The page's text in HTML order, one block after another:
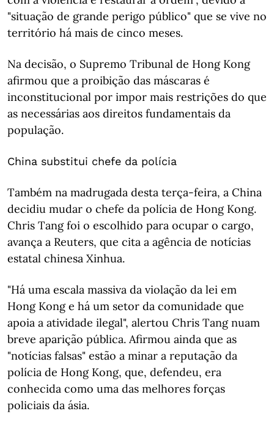
"situação de grande perigo público" que se vive no
território há mais de cinco meses.
Na decisão, o Supremo Tribunal de Hong Kong
afirmou que a proibição das máscaras é
inconstitucional por impor mais restrições do que
as necessárias aos direitos fundamentais da
população.
China substitui chefe da polícia
Também na madrugada desta terça-feira, a China
decidiu mudar o chefe da polícia de Hong Kong.
Chris Tang foi o escolhido para ocupar o cargo,
avança a Reuters, que cita a agência de notícias
estatal chinesa Xinhua.
"Há uma escala massiva da violação da lei em
Hong Kong e há um setor da comunidade que
apoia a atividade ilegal", alertou Chris Tang nuam
breve aparição pública. Afirmou ainda que as
"notícias falsas" estão a minar a reputação da
polícia de Hong Kong, que, defendeu, era
conhecida como uma das melhores forças
policiais da ásia.